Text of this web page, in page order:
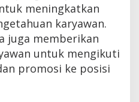
meningkatkan
karyawan.
juga memberikan
untuk mengikuti
promosi ke posisi